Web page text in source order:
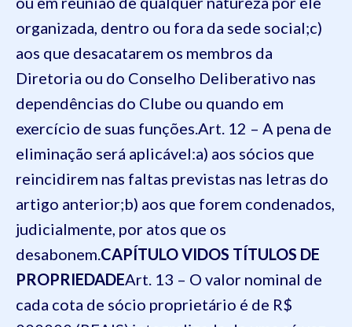
organizada, dentro ou fora da sede social;c)
aos que desacatarem os membros da
Diretoria ou do Conselho Deliberativo nas
dependências do Clube ou quando em
exercício de suas funções.Art. 12 – A pena de
eliminação será aplicável:a) aos sócios que
reincidirem nas faltas previstas nas letras do
artigo anterior;b) aos que forem condenados,
judicialmente, por atos que os
desabonem.CAPÍTULO VIDOS TÍTULOS DE
PROPRIEDADEArt. 13 – O valor nominal de
cada cota de sócio proprietário é de R$